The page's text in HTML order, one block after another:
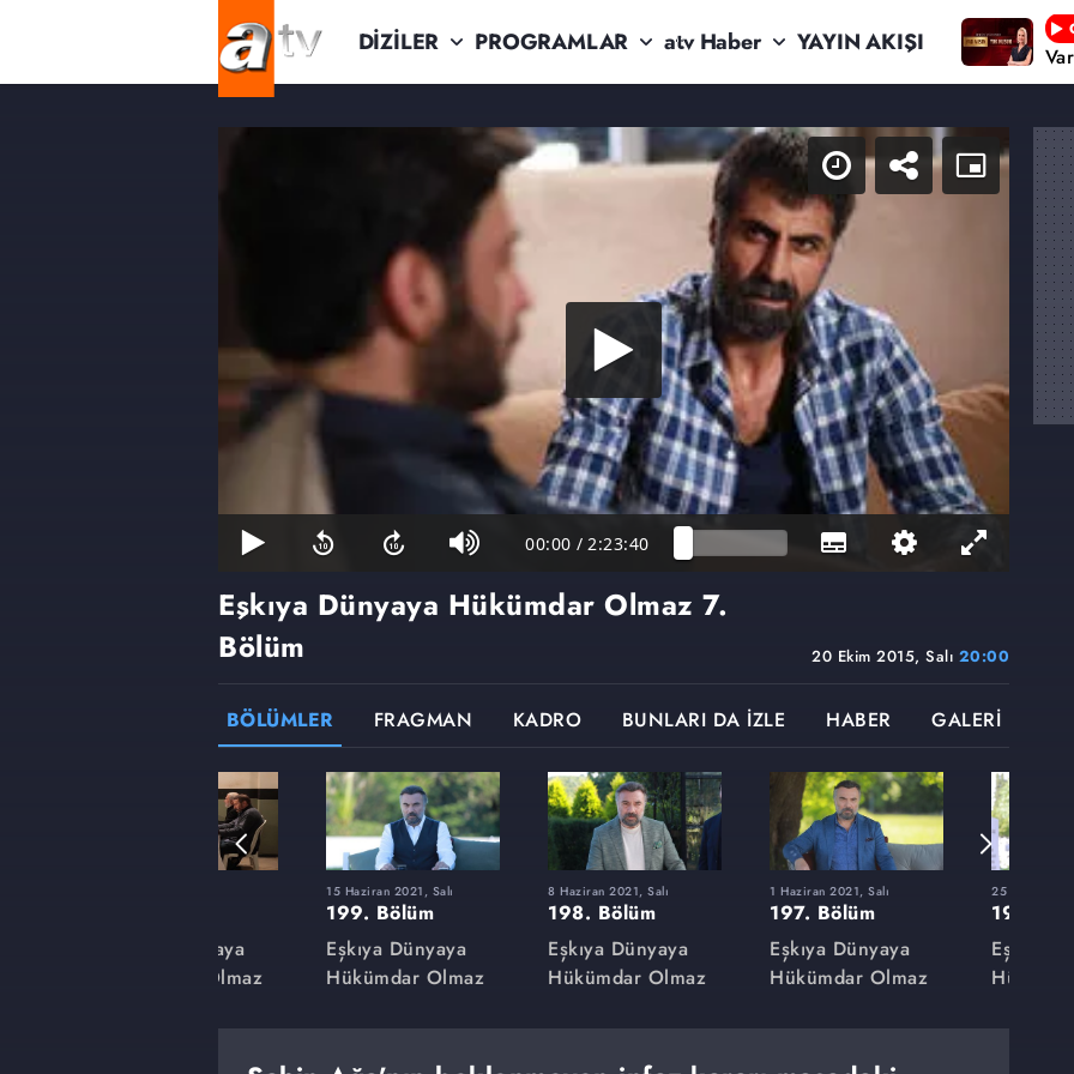
DİZİLER PROGRAMLAR atv Haber YAYIN AKIŞI
00:00 / 2:23:40
20 Ekim 2015, Salı 20:00
Eşkıya Dünyaya Hükümdar Olmaz 7.
Bölüm
BÖLÜMLER FRAGMAN KADRO BUNLARI DA İZLE HABER GALERİ
Eşkıya Dünyaya
Hükümdar Olmaz
15 Haziran 2021, Salı
199. Bölüm
Eşkıya Dünyaya
Hükümdar Olmaz
8 Haziran 2021, Salı
198. Bölüm
Eşkıya Dünyaya
Hükümdar Olmaz
1 Haziran 2021, Salı
197. Bölüm
Eşkıya Dünyaya
Hükümdar Olmaz
25 Mayıs
196.
Eşkıya